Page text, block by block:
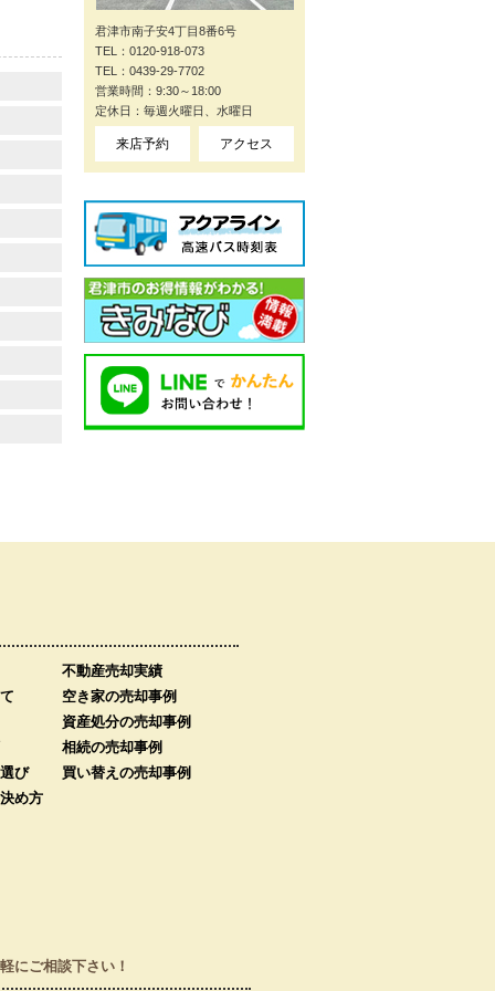
君津市南子安4丁目8番6号
TEL：0120-918-073
TEL：0439-29-7702
営業時間：9:30～18:00
定休日：毎週火曜日、水曜日
来店予約 アクセス
び
め方
不動産売却実績
空き家の売却事例
資産処分の売却事例
相続の売却事例
買い替えの売却事例
にご相談下さい！